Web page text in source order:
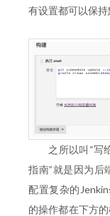
有设置都可以保持
之所以叫“写给
指南”就是因为后
配置复杂的
的操作都在下方